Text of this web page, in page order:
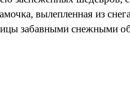
вылепленная из
забавными снежными